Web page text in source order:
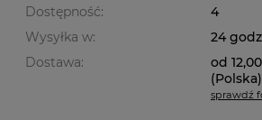
Dostępność:
4
Wysyłka w:
24
Dostawa:
od 12,00
(Polska)
Cena nie zawiera ewentualnychsprawdź